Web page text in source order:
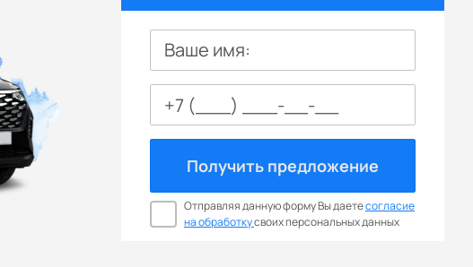
Ваше имя:
Получить предложение
Отправляя данную форму Вы даетесогласие
на обработкусвоих персональных данных